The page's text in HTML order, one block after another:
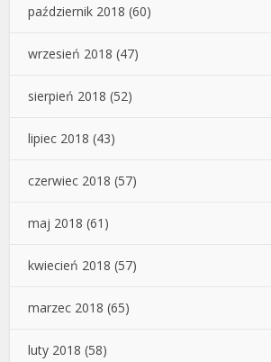
październik 2018 (60)
wrzesień 2018 (47)
sierpień 2018 (52)
lipiec 2018 (43)
czerwiec 2018 (57)
maj 2018 (61)
kwiecień 2018 (57)
marzec 2018 (65)
luty 2018 (58)